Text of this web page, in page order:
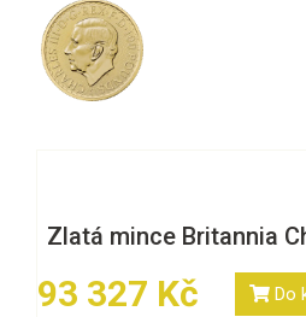
Zlatá mince Britannia
93 327 Kč Do